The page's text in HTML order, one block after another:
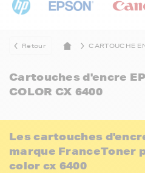
Retour CARTOUCHE
Cartouches d'encre
COLOR CX 6400
Les cartouches
marque FranceToner
color cx 6400